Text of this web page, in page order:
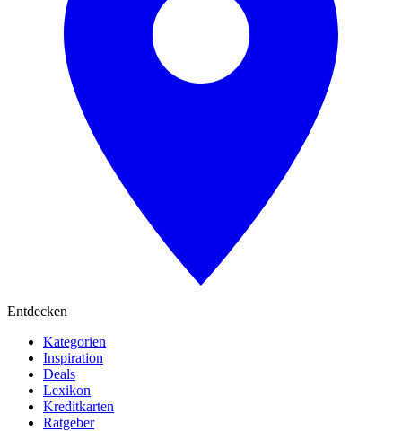
Entdecken
Kategorien
Inspiration
Deals
Lexikon
Kreditkarten
Ratgeber